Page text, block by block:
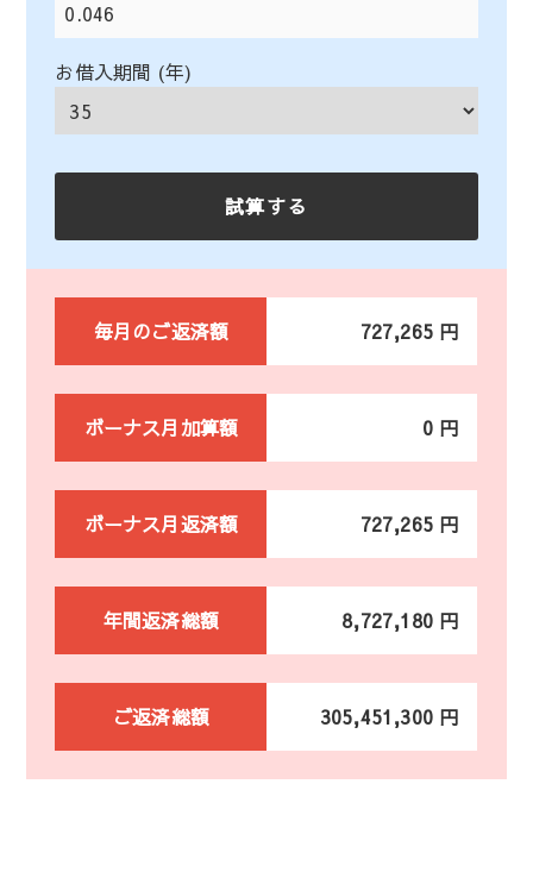
お借入期間 (年)
毎月のご返済額 727,265 円
ボーナス月加算額 0 円
ボーナス月返済額 727,265 円
年間返済総額 8,727,180 円
ご返済総額 305,451,300 円